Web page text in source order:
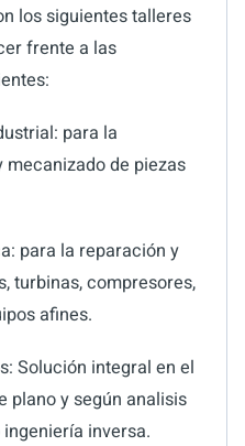
los siguientes talleres
frente a las
para la
de piezas
para la reparación y
turbinas, compresores,
afines.
Solución integral en el
plano y según analisis
inversa.